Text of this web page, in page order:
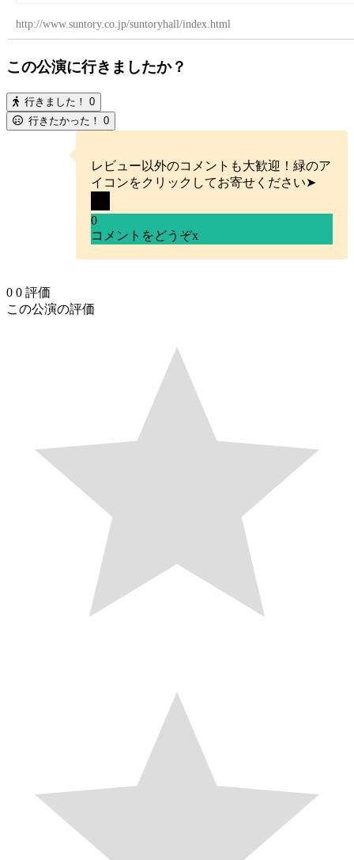
http://www.suntory.co.jp/suntoryhall/index.html
この公演に行きましたか？
行きました！ 0
行きたかった！ 0
レビュー以外のコメントも大歓迎！緑のア
イコンをクリックしてお寄せください➤
0
コメントをどうぞx
0 0 評価
この公演の評価